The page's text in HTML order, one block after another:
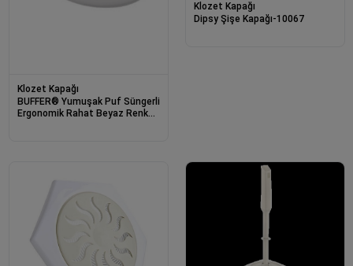
Klozet Kapağı
BUFFER® Yumuşak Puf Süngerli
Ergonomik Rahat Beyaz Renk
Klozet Kapağı
Dipsy Şişe Kapağı-10067